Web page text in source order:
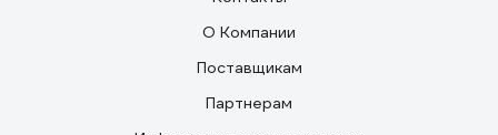
О Компании
Поставщикам
Партнерам